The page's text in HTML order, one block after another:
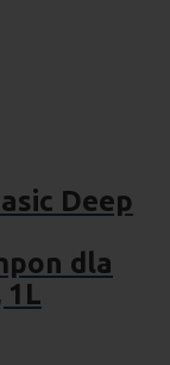
Deep
dla
1L